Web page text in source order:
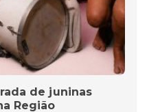
de juninas
Região